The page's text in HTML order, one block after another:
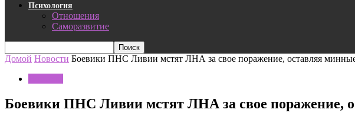
Психология
Отношения
Саморазвитие
Домой Новости Боевики ПНС Ливии мстят ЛНА за свое поражение, оставляя
Боевики ПНС Ливии мстят ЛНА за свое поражение,